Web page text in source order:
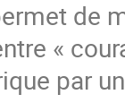
de
«
par